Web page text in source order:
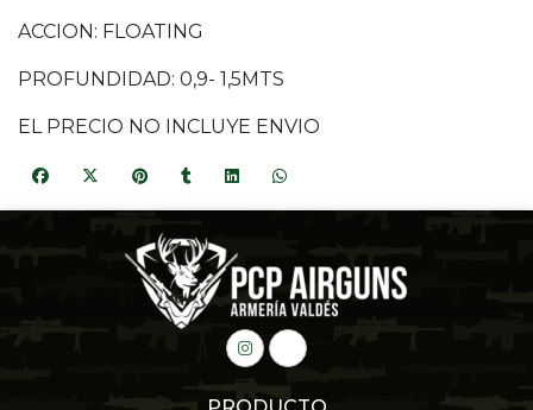
ACCION: FLOATING
PROFUNDIDAD: 0,9- 1,5MTS
EL PRECIO NO INCLUYE ENVIO